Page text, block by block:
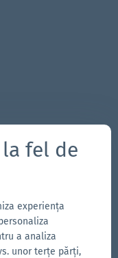
fel de
experiența
a analiza
unor terțe părți,